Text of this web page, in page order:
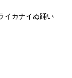
イカナイぬ踊い